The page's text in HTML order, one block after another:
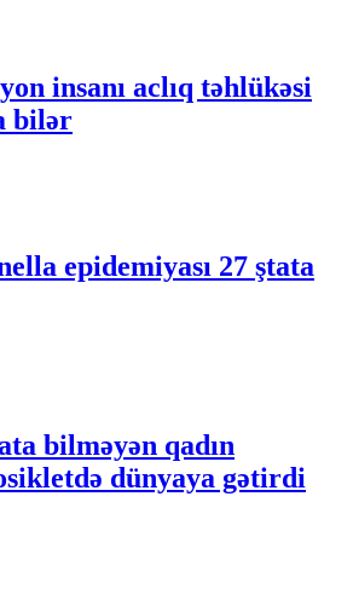
insanı aclıq təhlükəsi
bilər
epidemiyası 27 ştata
bilməyən qadın
dünyaya gətirdi